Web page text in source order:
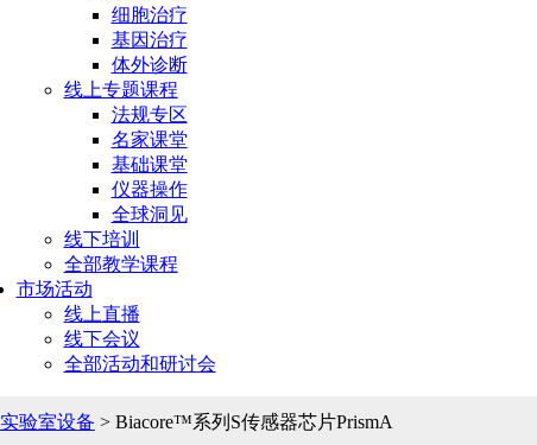
细胞治疗
基因治疗
体外诊断
线上专题课程
法规专区
名家课堂
基础课堂
仪器操作
全球洞见
线下培训
全部教学课程
市场活动
线上直播
线下会议
全部活动和研讨会
实验室设备 > Biacore™系列S传感器芯片PrismA